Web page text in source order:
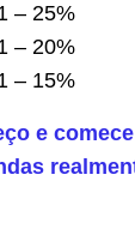
– 25%
– 20%
– 15%
e